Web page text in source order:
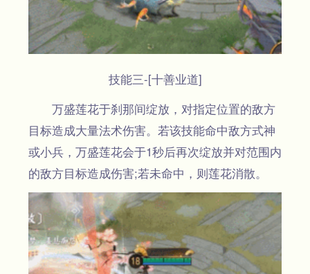
技能三-[十善业道]
万盛莲花于刹那间绽放，对指定位置的敌方
目标造成大量法术伤害。若该技能命中敌方式神
或小兵，万盛莲花会于1秒后再次绽放并对范围内
的敌方目标造成伤害;若未命中，则莲花消散。